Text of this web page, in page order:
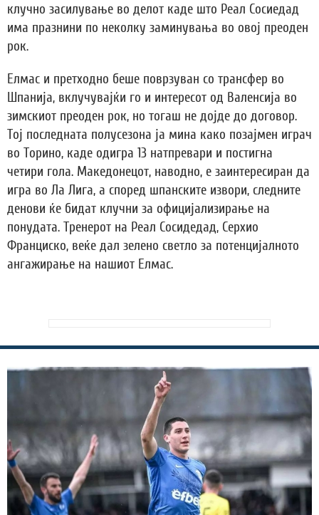
клучно засилување во делот каде што Реал Сосиедад
има празнини по неколку заминувања во овој преоден
рок.
Елмас и претходно беше поврзуван со трансфер во
Шпанија, вклучувајќи го и интересот од Валенсија во
зимскиот преоден рок, но тогаш не дојде до договор.
Тој последната полусезона ја мина како позајмен играч
во Торино, каде одигра 13 натпревари и постигна
четири гола. Македонецот, наводно, е заинтересиран да
игра во Ла Лига, а според шпанските извори, следните
денови ќе бидат клучни за официјализирање на
понудата. Тренерот на Реал Сосидедад, Серхио
Франциско, веќе дал зелено светло за потенцијалното
ангажирање на нашиот Елмас.